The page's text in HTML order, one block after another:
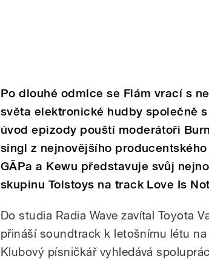
Po dlouhé odmlce se Flám vrací s
světa elektronické hudby společně
úvod epizody pouští moderátoři
singl z nejnovějšího
GÄPa a Kewu představuje svůj
skupinu Tolstoys na track Love Is
Do studia Radia Wave zavítal Toyota
přináší soundtrack k letošnímu létu
Klubový písničkář vyhledává